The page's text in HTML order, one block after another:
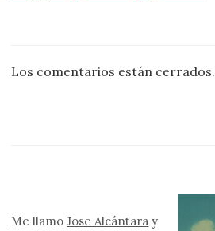
Los comentarios están cerrados.
Me llamoJose Alcántara y